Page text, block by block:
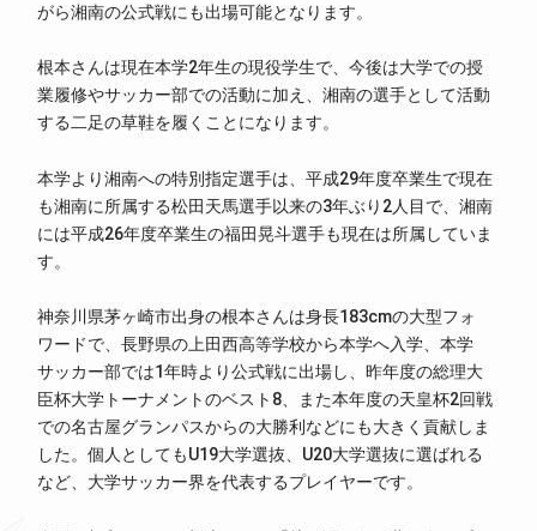
がら湘南の公式戦にも出場可能となります。
根本さんは現在本学2年生の現役学生で、今後は大学での授
業履修やサッカー部での活動に加え、湘南の選手として活動
する二足の草鞋を履くことになります。
本学より湘南への特別指定選手は、平成29年度卒業生で現在
も湘南に所属する松田天馬選手以来の3年ぶり2人目で、湘南
には平成26年度卒業生の福田晃斗選手も現在は所属していま
す。
神奈川県茅ヶ崎市出身の根本さんは身長183cmの大型フォ
ワードで、長野県の上田西高等学校から本学へ入学、本学
サッカー部では1年時より公式戦に出場し、昨年度の総理大
臣杯大学トーナメントのベスト8、また本年度の天皇杯2回戦
での名古屋グランパスからの大勝利などにも大きく貢献しま
した。個人としてもU19大学選抜、U20大学選抜に選ばれる
など、大学サッカー界を代表するプレイヤーです。